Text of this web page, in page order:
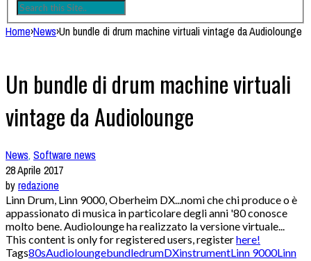
Home›News›Un bundle di drum machine virtuali vintage da Audiolounge
Un bundle di drum machine virtuali
vintage da Audiolounge
News, Software news
28 Aprile 2017
byredazione
Linn Drum, Linn 9000, Oberheim DX...nomi che chi produce o è
appassionato di musica in particolare degli anni '80 conosce
molto bene. Audiolounge ha realizzato la versione virtuale...
This content is only for registered users, registerhere!
Tags80sAudioloungebundledrumDXinstrumentLinn 9000Linn